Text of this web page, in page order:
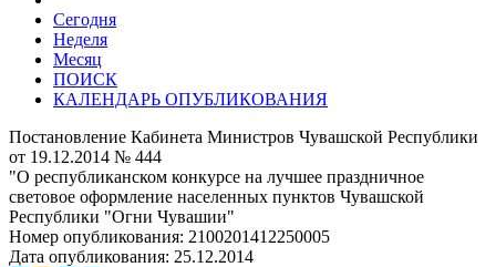
Сегодня
Неделя
Месяц
ПОИСК
КАЛЕНДАРЬ ОПУБЛИКОВАНИЯ
Постановление Кабинета Министров Чувашской Республики
от 19.12.2014 № 444
"О республиканском конкурсе на лучшее праздничное
световое оформление населенных пунктов Чувашской
Республики "Огни Чувашии"
Номер опубликования: 2100201412250005
Дата опубликования: 25.12.2014